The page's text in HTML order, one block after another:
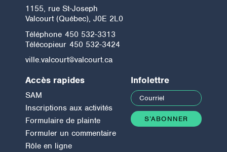
1155, rue St-Joseph
Valcourt (Québec), J0E 2L0
Téléphone 450 532-3313
Télécopieur 450 532-3424
ville.valcourt@valcourt.ca
Accès rapides
SAM
Inscriptions aux activités
Formulaire de plainte
Formuler un commentaire
Rôle en ligne
Infolettre